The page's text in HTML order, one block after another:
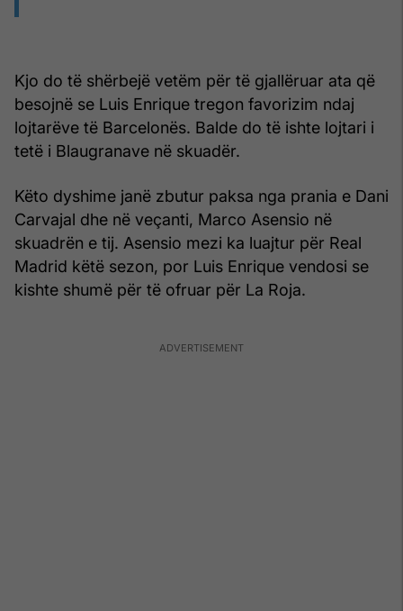
Kjo do të shërbejë vetëm për të gjallëruar ata që
besojnë se Luis Enrique tregon favorizim ndaj
lojtarëve të Barcelonës. Balde do të ishte lojtari i
tetë i Blaugranave në skuadër.
Këto dyshime janë zbutur paksa nga prania e Dani
Carvajal dhe në veçanti, Marco Asensio në
skuadrën e tij. Asensio mezi ka luajtur për Real
Madrid këtë sezon, por Luis Enrique vendosi se
kishte shumë për të ofruar për La Roja.